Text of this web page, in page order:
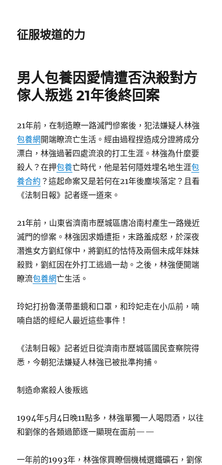
征服坡道的力
男人包養因愛情遭否決殺對方
傢人叛逃 21年後終回案
21年前，在制造瞭一路滅門慘案後，犯法嫌疑人林強
包養網 開端瞭流亡生活。經由過程捏造成分證將成分
漂白，林強過著四處流浪的打工生涯。林強為什麼要
殺人？在押包養亡時代，他是若何隱姓埋名地生涯包
養合約 ？這起命案又是若何在21年後塵埃落定？且看
《法制日報》記者逐一道來。
21年前，山東省濟南市歷城區唐冶南村產生一路幾近
滅門的慘案。林強因求婚遭拒，末路羞成怒，於深夜
潛進女方劉紅傢中，將劉紅的怙恃及兩個未成年妹妹
殺戮，劉紅因在外打工逃過一劫。之後，林強便開端
瞭流包養網亡生活。
玲妃打扮魯漢帶墨鏡和口罩，和玲妃走在小瓜前，喃
喃自語的經紀人最近這些事件！
《法制日報》記者近日從濟南市歷城區國民查察院得
悉，今朝犯法嫌疑人林強已被批準拘捕。
制造命案殺人後叛逃
1994年5月4日晚11點多，林強單獨一人喝悶酒，以往
和劉傢的各類過節逐一顯現在面前——
一年前的1993年，林強傢買瞭個機械選鐵礦石，劉傢